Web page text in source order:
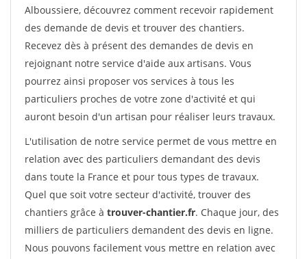
Alboussiere, découvrez comment recevoir rapidement
des demande de devis et trouver des chantiers.
Recevez dès à présent des demandes de devis en
rejoignant notre service d'aide aux artisans. Vous
pourrez ainsi proposer vos services à tous les
particuliers proches de votre zone d'activité et qui
auront besoin d'un artisan pour réaliser leurs travaux.
L'utilisation de notre service permet de vous mettre en
relation avec des particuliers demandant des devis
dans toute la France et pour tous types de travaux.
Quel que soit votre secteur d'activité, trouver des
chantiers grâce à trouver-chantier.fr. Chaque jour, des
milliers de particuliers demandent des devis en ligne.
Nous pouvons facilement vous mettre en relation avec